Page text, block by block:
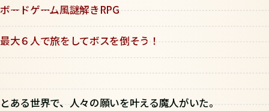
ボードゲーム風謎解きRPG
最大６人で旅をしてボスを倒そう！
とある世界で、人々の願いを叶える魔人がいた。